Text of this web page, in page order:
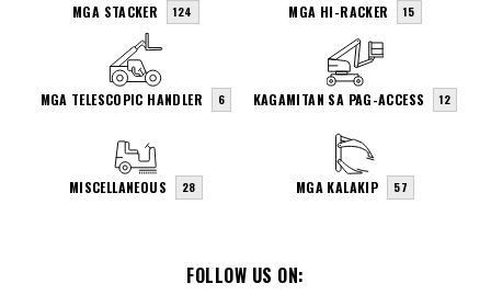
FOLLOW US ON:
MGA STACKER 124 MGA HI-RACKER 15
MGA TELESCOPIC HANDLER 6 KAGAMITAN SA PAG-ACCESS 12
MISCELLANEOUS 28 MGA KALAKIP 57